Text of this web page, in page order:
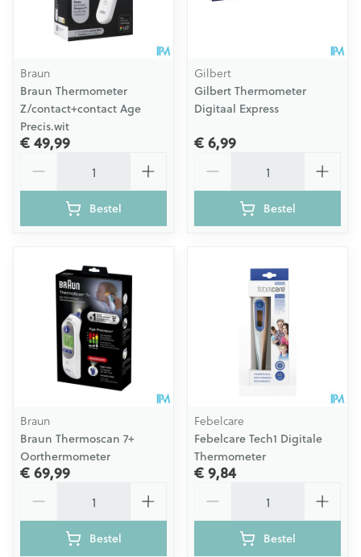
Braun
Braun Thermometer
Z/contact+contact Age
Precis.wit
€ 49,99
Bestel
Gilbert
Gilbert Thermometer
Digitaal Express
€ 6,99
Bestel
Braun
Braun Thermoscan 7+
Oorthermometer
€ 69,99
Bestel
Febelcare
Febelcare Tech1 Digitale
Thermometer
€ 9,84
Bestel